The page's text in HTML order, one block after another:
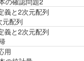
義と2次元配列
配列
義と2次元配列
用